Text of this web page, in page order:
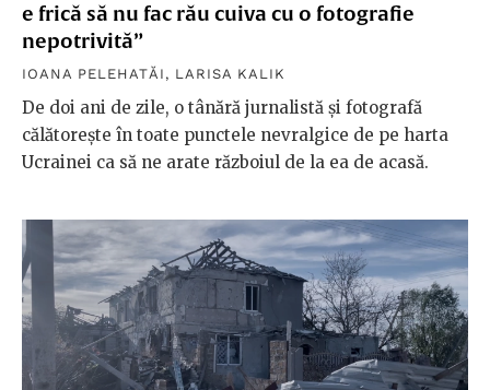
e frică să nu fac rău cuiva cu o fotografie
nepotrivită”
IOANA PELEHATĂI , LARISA KALIK
De doi ani de zile, o tânără jurnalistă și fotografă
călătorește în toate punctele nevralgice de pe harta
Ucrainei ca să ne arate războiul de la ea de acasă.